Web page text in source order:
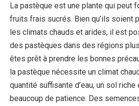
La pastèque est une plante qui peut
fruits frais sucrés. Bien qu’ils soient
les climats chauds et arides, il est
des pastèques dans des régions
êtes prêt à prendre les bonnes
la pastèque nécessite un climat
quantité suffisante d’eau, un sol
beaucoup de patience. Des